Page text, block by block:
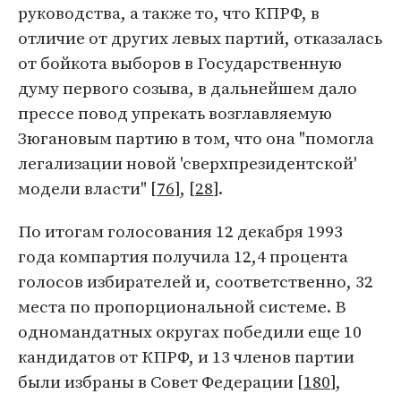
руководства, а также то, что КПРФ, в
отличие от других левых партий, отказалась
от бойкота выборов в Государственную
думу первого созыва, в дальнейшем дало
прессе повод упрекать возглавляемую
Зюгановым партию в том, что она "помогла
легализации новой 'сверхпрезидентской'
модели власти" [76], [28].
По итогам голосования 12 декабря 1993
года компартия получила 12,4 процента
голосов избирателей и, соответственно, 32
места по пропорциональной системе. В
одномандатных округах победили еще 10
кандидатов от КПРФ, и 13 членов партии
были избраны в Совет Федерации [180],